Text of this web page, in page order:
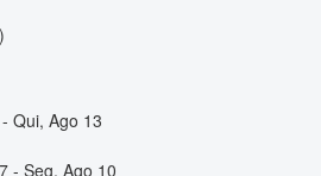
Qui, Ago 13
- Seg, Ago 10